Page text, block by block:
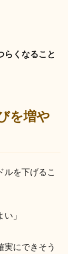
らくなること
を増や
ルを下げるこ
」
実にできそう